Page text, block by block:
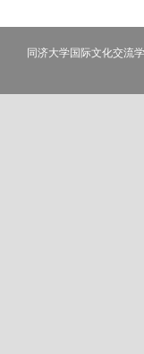
同济大学国际文化交流